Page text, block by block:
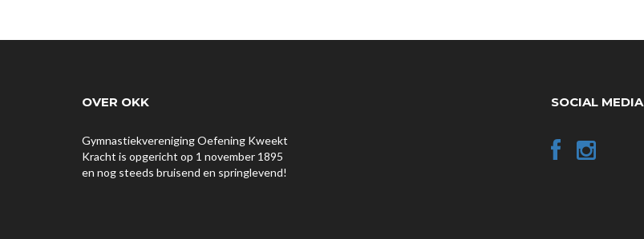
OVER OKK
Gymnastiekvereniging Oefening Kweekt
Kracht is opgericht op 1 november 1895
en nog steeds bruisend en springlevend!
SOCIAL MEDIA